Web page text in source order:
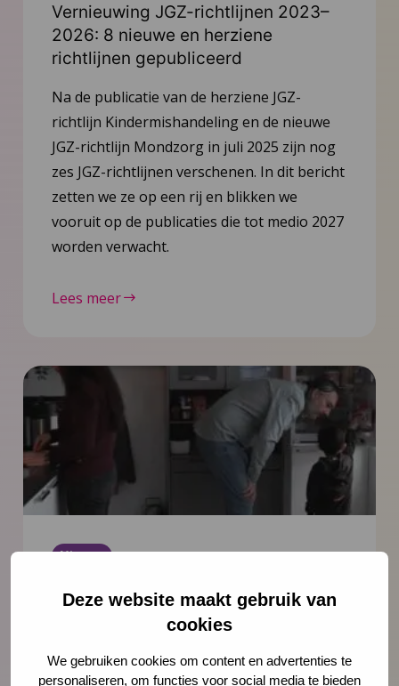
Deze website maakt gebruik van
cookies
We gebruiken cookies om content en advertenties te
personaliseren, om functies voor social media te bieden
Vernieuwing JGZ-richtlijnen 2023–
2026: 8 nieuwe en herziene
richtlijnen gepubliceerd
Na de publicatie van de herziene JGZ-
richtlijn Kindermishandeling en de nieuwe
JGZ-richtlijn Mondzorg in juli 2025 zijn nog
zes JGZ-richtlijnen verschenen. In dit bericht
zetten we ze op een rij en blikken we
vooruit op de publicaties die tot medio 2027
worden verwacht.
Lees meer
Nieuws 6 juli 2026
Documentaire Integrale Vroeghulp
‘Je voelt dat er iets niet klopt’
In deze mini-documentaire volgen we drie
gezinnen die geholpen zijn door Integrale